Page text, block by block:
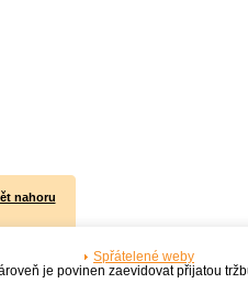
nahoru
je povinen zaevidovat přijatou
Spřátelené weby